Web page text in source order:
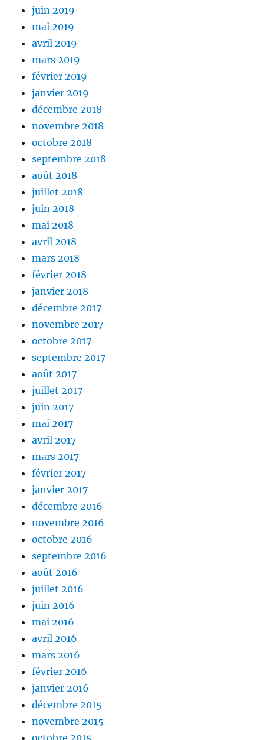
juin 2019
mai 2019
avril 2019
mars 2019
février 2019
janvier 2019
décembre 2018
novembre 2018
octobre 2018
septembre 2018
août 2018
juillet 2018
juin 2018
mai 2018
avril 2018
mars 2018
février 2018
janvier 2018
décembre 2017
novembre 2017
octobre 2017
septembre 2017
août 2017
juillet 2017
juin 2017
mai 2017
avril 2017
mars 2017
février 2017
janvier 2017
décembre 2016
novembre 2016
octobre 2016
septembre 2016
août 2016
juillet 2016
juin 2016
mai 2016
avril 2016
mars 2016
février 2016
janvier 2016
décembre 2015
novembre 2015
octobre 2015